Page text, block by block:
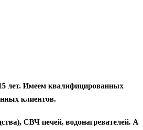
лет. Имеем квалифицированных
клиентов.
СВЧ печей, водонагревателей. А